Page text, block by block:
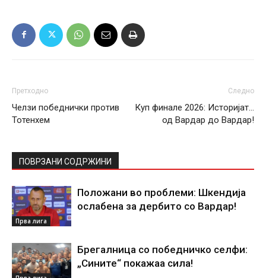
Претходно
Челзи победнички против
Тотенхем
Следно
Куп финале 2026: Историјат…
од Вардар до Вардар!
ПОВРЗАНИ СОДРЖИНИ
Прва лига
Положани во проблеми: Шкендија
ослабена за дербито со Вардар!
Брегалница со победничко селфи:
„Сините“ покажаа сила!